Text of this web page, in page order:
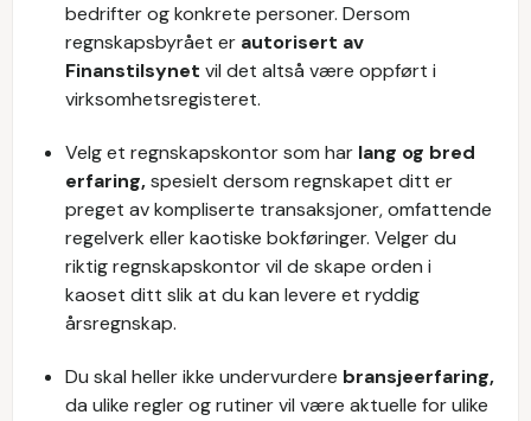
bedrifter og konkrete personer. Dersom
regnskapsbyrået er autorisert av
Finanstilsynet vil det altså være oppført i
virksomhetsregisteret.
Velg et regnskapskontor som har lang og bred
erfaring,spesielt dersom regnskapet ditt er
preget av kompliserte transaksjoner, omfattende
regelverk eller kaotiske bokføringer. Velger du
riktig regnskapskontor vil de skape orden i
kaoset ditt slik at du kan levere et ryddig
årsregnskap.
Du skal heller ikke undervurdere bransjeerfaring,
da ulike regler og rutiner vil være aktuelle for ulike